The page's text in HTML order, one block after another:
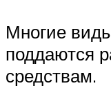
Многие
поддаются
средствам.